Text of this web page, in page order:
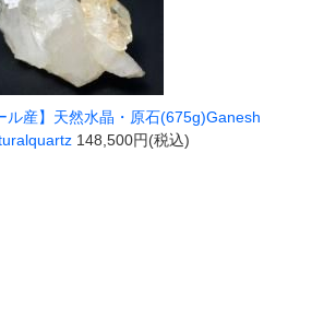
ル産】天然水晶・原石(675g)Ganesh
148,500円(税込)